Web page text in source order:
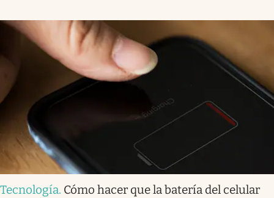
Tecnología. Cómo hacer que la batería del celular